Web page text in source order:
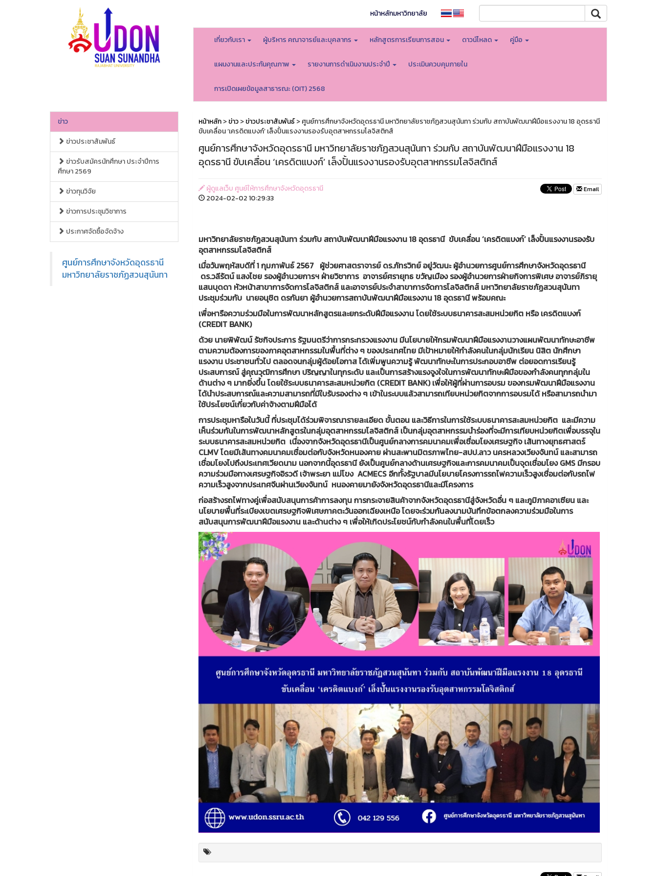
หน้าหลักมหาวิทยาลัย
เกี่ยวกับเรา ผู้บริหาร คณาจารย์และบุคลากร หลักสูตรการเรียนการสอน ดาวน์โหลด คู่มือ
แผนงานและประกันคุณภาพ รายงานการดำเนินงานประจำปี ประเมินควบคุมภายใน
การเปิดเผยข้อมูลสาธารณะ (OIT) 2568
ข่าว
ข่าวประชาสัมพันธ์
ข่าวรับสมัครนักศึกษา ประจำปีการ
ศึกษา 2569
ข่าวทุนวิจัย
ข่าวการประชุมวิชาการ
ประกาศจัดซื้อจัดจ้าง
ศูนย์การศึกษาจังหวัดอุดรธานี
มหาวิทยาลัยราชภัฏสวนสุนันทา
หน้าหลัก>ข่าว>ข่าวประชาสัมพันธ์> ศูนย์การศึกษาจังหวัดอุดรธานี มหาวิทยาลัยราชภัฏสวนสุนันทา ร่วมกับ สถาบันพัฒนาฝีมือแรงงาน 18 อุดรธานี
ขับเคลื่อน ‘เครดิตแบงก์’ เล็งปั้นแรงงานรองรับอุตสาหกรรมโลจิสติกส์
ศูนย์การศึกษาจังหวัดอุดรธานี มหาวิทยาลัยราชภัฏสวนสุนันทา ร่วมกับ สถาบันพัฒนาฝีมือแรงงาน 18
อุดรธานี ขับเคลื่อน ‘เครดิตแบงก์’ เล็งปั้นแรงงานรองรับอุตสาหกรรมโลจิสติกส์
ผู้ดูแลเว็บ ศูนย์ให้การศึกษาจังหวัดอุดรธานี
2024-02-02 10:29:33
Email
มหาวิทยาลัยราชภัฏสวนสุนันทา ร่วมกับ สถาบันพัฒนาฝีมือแรงงาน 18 อุดรธานี ขับเคลื่อน ‘เครดิตแบงก์’ เล็งปั้นแรงงานรองรับ
อุตสาหกรรมโลจิสติกส์
เมื่อวันพฤหัสบดีที่ 1 กุมภาพันธ์ 2567 ผู้ช่วยศาสตราจารย์ ดร.ภัทรวิทย์ อยู่วัฒนะ ผู้อำนวยการศูนย์การศึกษาจังหวัดอุดรธานี
ดร.วลีรัตน์ แสงไชย รองผู้อำนวยการฯ ฝ่ายวิชาการ อาจารย์ศรายุทธ ขวัญเมือง รองผู้อำนวยการฝ่ายกิจการพิเศษ อาจารย์ภิรายุ
แสนบุดดา หัวหน้าสาขาการจัดการโลจิสติกส์ และอาจารย์ประจำสาขาการจัดการโลจิสติกส์ มหาวิทยาลัยราชภัฏสวนสุนันทา
ประชุมร่วมกับ นายอนุชิต ดรกันยา ผู้อำนวยการสถาบันพัฒนาฝีมือแรงงาน 18 อุดรธานี พร้อมคณะ
เพื่อหารือความร่วมมือในการพัฒนาหลักสูตรและยกระดับฝีมือแรงงาน โดยใช้ระบบธนาคารสะสมหน่วยกิต หรือ เครดิตแบงก์
(CREDIT BANK)
ด้วย นายพิพัฒน์ รัชกิจประการ รัฐมนตรีว่าการกระทรวงแรงงาน มีนโยบายให้กรมพัฒนาฝีมือแรงงานวางแผนพัฒนาทักษะอาชีพ
ตามความต้องการของภาคอุตสาหกรรมในพื้นที่ต่าง ๆ ของประเทศไทย มีเป้าหมายให้กำลังคนในกลุ่มนักเรียน นิสิต นักศึกษา
แรงงาน ประชาชนทั่วไป ตลอดจนกลุ่มผู้ด้อยโอกาส ได้เพิ่มพูนความรู้ พัฒนาทักษะในการประกอบอาชีพ ต่อยอดการเรียนรู้
ประสบการณ์ สู่คุณวุฒิการศึกษา ปริญญาในทุกระดับ และเป็นการสร้างแรงจูงใจในการพัฒนาทักษะฝีมือของกำลังคนทุกกลุ่มใน
ด้านต่าง ๆ มากยิ่งขึ้น โดยใช้ระบบธนาคารสะสมหน่วยกิต (CREDIT BANK) เพื่อให้ผู้ที่ผ่านการอบรม ของกรมพัฒนาฝีมือแรงงาน
ได้นำประสบการณ์และความสามารถที่มีใบรับรองต่าง ๆ เข้าในระบบแล้วสามารถเทียบหน่วยกิตจากการอบรมได้ หรือสามารถนำมา
ใช้ประโยชน์เกี่ยวกับค่าจ้างตามฝีมือได้
การประชุมหารือในวันนี้ ที่ประชุมได้ร่วมพิจารณารายละเอียด ขั้นตอน และวิธีการในการใช้ระบบธนาคารสะสมหน่วยกิต และมีความ
เห็นร่วมกันในการพัฒนาหลักสูตรในกลุ่มอุตสาหกรรมโลจิสติกส์ เป็นกลุ่มอุตสาหกรรมนำร่องที่จะมีการเทียบหน่วยกิตเพื่อบรรจุใน
ระบบธนาคารสะสมหน่วยกิต เนื่องจากจังหวัดอุดรธานีเป็นศูนย์กลางการคมนาคมเพื่อเชื่อมโยงเศรษฐกิจ เส้นทางยุทธศาสตร์
CLMV โดยมีเส้นทางคมนาคมเชื่อมต่อกับจังหวัดหนองคาย ผ่านสะพานมิตรภาพไทย-สปป.ลาว นครหลวงเวียงจันทน์ และสามารถ
เชื่อมโยงไปถึงประเทศเวียดนาม นอกจากนี้อุดรธานี ยังเป็นศูนย์กลางด้านเศรษฐกิจและการคมนาคมเป็นจุดเชื่อมโยง GMS มีกรอบ
ความร่วมมือทางเศรษฐกิจอิรวดี เจ้าพระยา แม่โขง ACMECS อีกทั้งรัฐบาลมีนโยบายโครงการรถไฟความเร็วสูงเชื่อมต่อกับรถไฟ
ความเร็วสูงจากประเทศจีนผ่านเวียงจันทน์ หนองคายมายังจังหวัดอุดรธานีและมีโครงการ
ก่อสร้างรถไฟทางคู่เพื่อสนับสนุนการค้าการลงทุน การกระจายสินค้าจากจังหวัดอุดรธานีสู่จังหวัดอื่น ๆ และภูมิภาคอาเซียน และ
นโยบายพื้นที่ระเบียงเขตเศรษฐกิจพิเศษภาคตะวันออกเฉียงเหนือ โดยจะร่วมกันลงนามบันทึกข้อตกลงความร่วมมือในการ
สนับสนุนการพัฒนาฝีมือแรงงาน และด้านต่าง ๆ เพื่อให้เกิดประโยชน์กับกำลังคนในพื้นที่โดยเร็ว